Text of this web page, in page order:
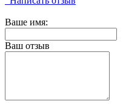
Ваше имя:
Ваш отзыв